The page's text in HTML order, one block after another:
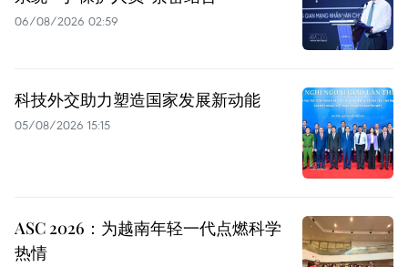
06/08/2026 02:59
科技外交助力塑造国家发展新动能
05/08/2026 15:15
ASC 2026：为越南年轻一代点燃科学
热情